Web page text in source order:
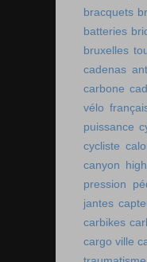
bracquets
batteries
bruxelles
cadenas
carbone
vélo
puissance
cycliste
canyon
pression
jantes
carbikes
cargo ville